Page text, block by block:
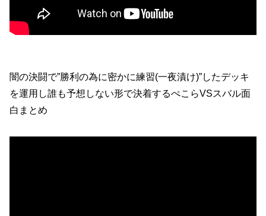
闇の決闘で”勝利の為に密かに練習(一夜漬け)”したデッキ
を運用し誰も予想しない形で決着するぺこらVSスバル面
白まとめ